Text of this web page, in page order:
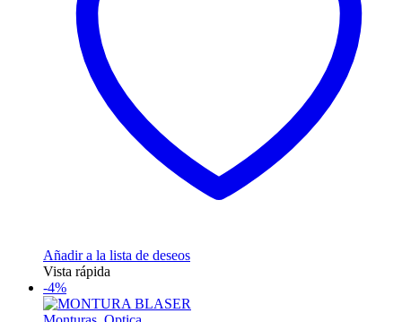
Añadir a la lista de deseos
Vista rápida
-4%